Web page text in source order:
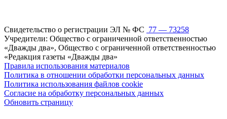
Свидетельство о регистрации ЭЛ № ФС 77 — 73258
Учредители: Общество с ограниченной ответственностью
«Дважды два», Общество с ограниченной ответственностью
«Редакция газеты «Дважды два»
Правила использования материалов
Политика в отношении обработки персональных данных
Политика использования файлов cookie
Согласие на обработку персональных данных
Обновить страницу